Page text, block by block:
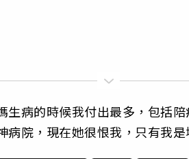
生病的時候我付出最多，包括
院，現在她很恨我，只有我是